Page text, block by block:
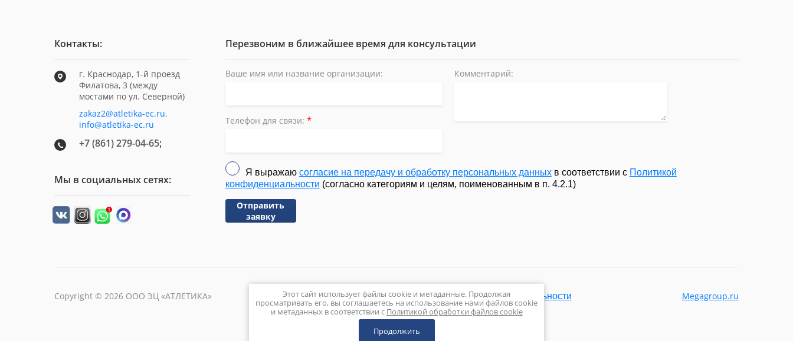
Контакты:
г. Краснодар, 1-й проезд
Филатова, 3 (между
мостами по ул. Северной)
zakaz2@atletika-ec.ru,
info@atletika-ec.ru
+7 (861) 279-04-65;
Мы в социальных сетях:
Перезвоним в ближайшее время для консультации
Ваше имя или название организации:
Телефон для связи: *
Комментарий:
Я выражаю согласие на передачу и обработку персональных данныхв соответствии с Политикой
конфиденциальности (согласно категориям и целям, поименованным в п. 4.2.1)
Отправить
заявку
Copyright © 2026 ООО ЭЦ «АТЛЕТИКА» Политика конфиденциальности Megagroup.ru
Этот сайт использует файлы cookie и метаданные. Продолжая
просматривать его, вы соглашаетесь на использование нами файлов cookie
и метаданных в соответствии с Политикой обработки файлов cookie
Продолжить